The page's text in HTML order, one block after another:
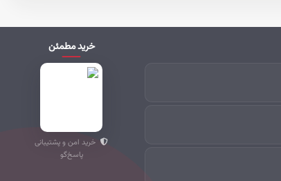
خرید مطمئن
خرید امن و پشتیبانی
پاسخ‌گو